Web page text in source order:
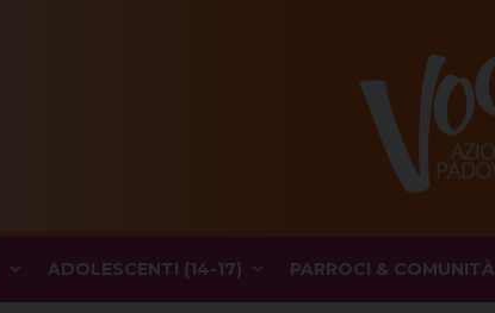
ADOLESCENTI (14-17) PARROCI & COMUNITÀ